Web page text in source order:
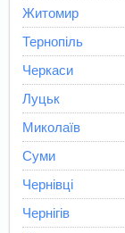
Житомир
Тернопіль
Черкаси
Луцьк
Миколаїв
Суми
Чернівці
Чернігів